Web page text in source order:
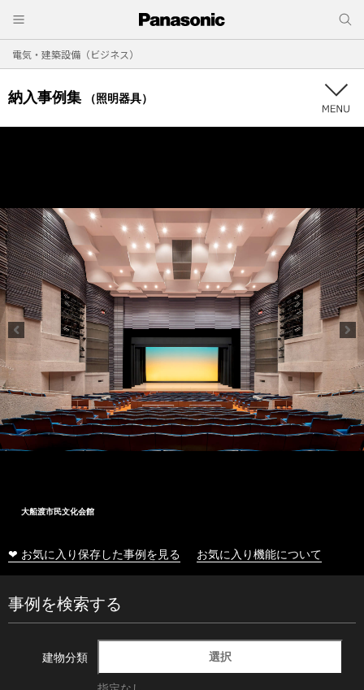
電気・建築設備（ビジネス）
納入事例集 （照明器具）
大船渡市民文化会館
❤ お気に入り保存した事例を見る お気に入り機能について
事例を検索する
建物分類 選択